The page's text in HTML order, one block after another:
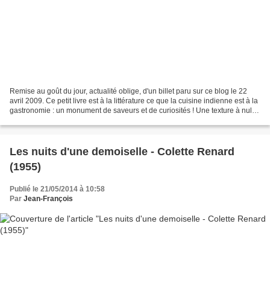
Remise au goût du jour, actualité oblige, d'un billet paru sur ce blog le 22
avril 2009. Ce petit livre est à la littérature ce que la cuisine indienne est à la
gastronomie : un monument de saveurs et de curiosités ! Une texture à nulle
Les nuits d'une demoiselle - Colette Renard
(1955)
Publié le 21/05/2014 à 10:58
Par Jean-François